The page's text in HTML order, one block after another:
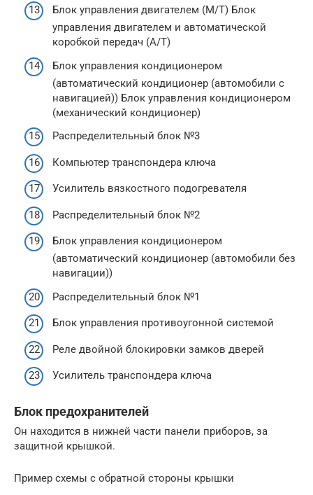
Блок управления двигателем (M/T) Блок
управления двигателем и автоматической
коробкой передач (A/T)
Блок управления кондиционером
(автоматический кондиционер (автомобили с
навигацией)) Блок управления кондиционером
(механический кондиционер)
Распределительный блок №3
Компьютер транспондера ключа
Усилитель вязкостного подогревателя
Распределительный блок №2
Блок управления кондиционером
(автоматический кондиционер (автомобили без
навигации))
Распределительный блок №1
Блок управления противоугонной системой
Реле двойной блокировки замков дверей
Усилитель транспондера ключа
Блок предохранителей
Он находится в нижней части панели приборов, за
защитной крышкой.
Пример схемы с обратной стороны крышки